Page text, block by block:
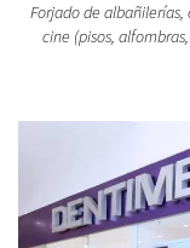
Forjado de albañilerías,
cine (pisos,